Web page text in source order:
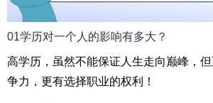
01学历对一个人的影响有多大？
高学历，虽然不能保证人生走向巅峰，
争力，更有选择职业的权利！